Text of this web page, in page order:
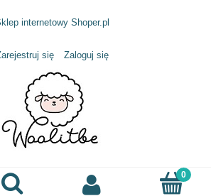
internetowy Shoper.pl
się Zaloguj się